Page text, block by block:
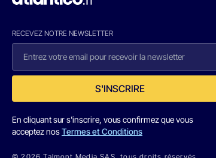
RECEVEZ NOTRE NEWSLETTER
S'INSCRIRE
En cliquant sur s'inscrire, vous confirmez que vous
acceptez nosTermes et Conditions